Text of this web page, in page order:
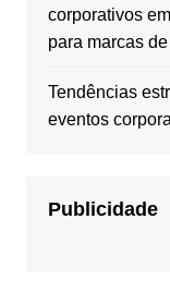
corporativos
para marcas
Tendências
eventos
Publicidade